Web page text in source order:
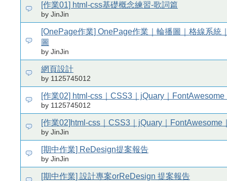
[作業01] html-css基礎概念練習-歌詞篇
by JinJin
[OnePage作業] OnePage作業｜輪播圖｜格線系統
圖
by JinJin
網頁設計
by 1125745012
[作業02] html-css｜CSS3｜jQuary｜FontAwesome
by 1125745012
[作業02]html-css｜CSS3｜jQuary｜FontAwesome
by JinJin
[期中作業] ReDesign提案報告
by JinJin
[期中作業] 設計專案orReDesign 提案報告